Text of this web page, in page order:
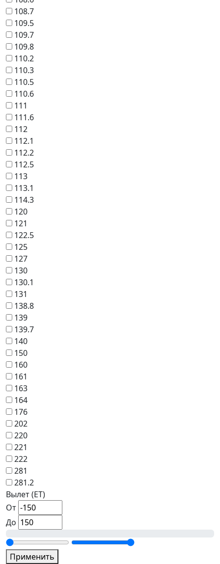
108.7
109.5
109.7
109.8
110.2
110.3
110.5
110.6
111
111.6
112
112.1
112.2
112.5
113
113.1
114.3
120
121
122.5
125
127
130
130.1
131
138.8
139
139.7
140
150
160
161
163
164
176
202
220
221
222
281
281.2
Вылет (ET)
От
До
Применить